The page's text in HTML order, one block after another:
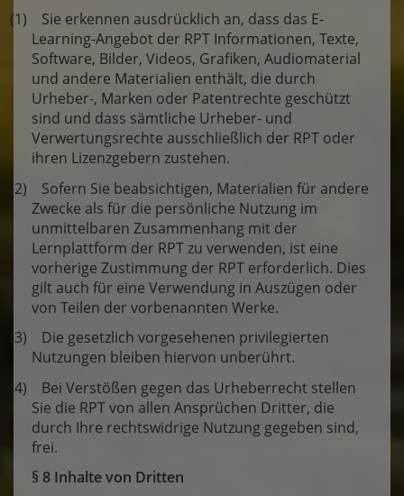
(1) Sie erkennen ausdrücklich an, dass das E-
Learning-Angebot der RPT Informationen, Texte,
Software, Bilder, Videos, Grafiken, Audiomaterial
und andere Materialien enthält, die durch
Urheber-, Marken oder Patentrechte geschützt
sind und dass sämtliche Urheber- und
Verwertungsrechte ausschließlich der RPT oder
ihren Lizenzgebern zustehen.
(2) Sofern Sie beabsichtigen, Materialien für andere
Zwecke als für die persönliche Nutzung im
unmittelbaren Zusammenhang mit der
Lernplattform der RPT zu verwenden, ist eine
vorherige Zustimmung der RPT erforderlich. Dies
gilt auch für eine Verwendung in Auszügen oder
von Teilen der vorbenannten Werke.
(3) Die gesetzlich vorgesehenen privilegierten
Nutzungen bleiben hiervon unberührt.
(4) Bei Verstößen gegen das Urheberrecht stellen
Sie die RPT von allen Ansprüchen Dritter, die
durch Ihre rechtswidrige Nutzung gegeben sind,
frei.
§ 8 Inhalte von Dritten